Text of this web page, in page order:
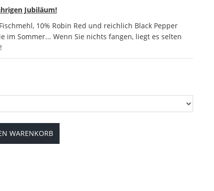
Jubiläum!
10% Robin Red und reichlich Black Pepper
im Sommer... Wenn Sie nichts fangen, liegt es selten
WARENKORB